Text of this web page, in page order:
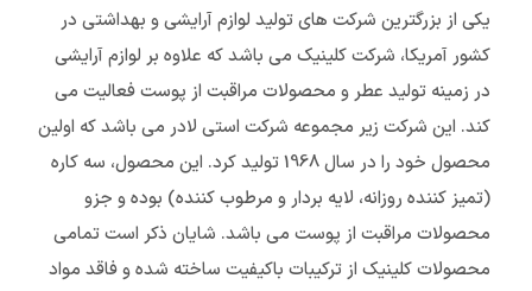
یکی از بزرگترین شرکت های تولید لوازم آرایشی و بهداشتی در
کشور آمریکا، شرکت کلینیک می باشد که علاوه بر لوازم آرایشی
در زمینه تولید عطر و محصولات مراقبت از پوست فعالیت می
کند. این شرکت زیر مجموعه شرکت استی لادر می باشد که اولین
محصول خود را در سال 1968 تولید کرد. این محصول، سه کاره
(تمیز کننده روزانه، لایه بردار و مرطوب کننده) بوده و جزو
محصولات مراقبت از پوست می باشد. شایان ذکر است تمامی
محصولات کلینیک از ترکیبات باکیفیت ساخته شده و فاقد مواد